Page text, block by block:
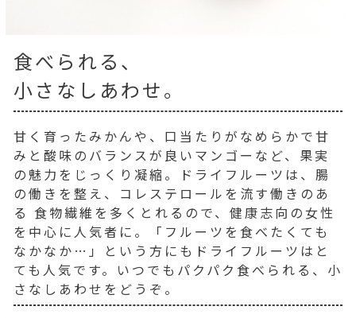
食べられる、
小さなしあわせ。
甘く育ったみかんや、口当たりがなめらかで甘
みと酸味のバランスが良いマンゴーなど、果実
の魅力をじっくり凝縮。ドライフルーツは、腸
の働きを整え、コレステロールを流す働きのあ
る 食物繊維を多くとれるので、健康志向の女性
を中心に人気者に。「フルーツを食べたくても
なかなか…」という方にもドライフルーツはと
ても人気です。いつでもパクパク食べられる、小
さなしあわせをどうぞ。